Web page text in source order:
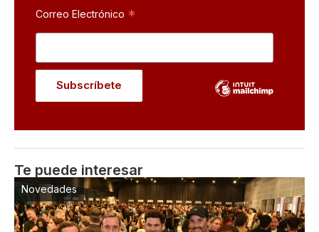
Correo Electrónico *
Te puede interesar
Novedades